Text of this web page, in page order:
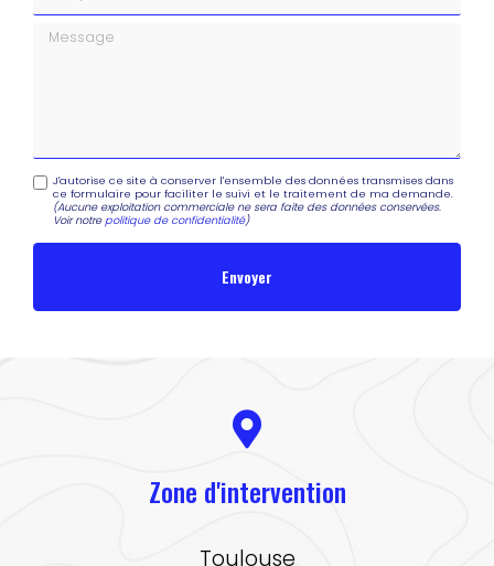
Message
J'autorise ce site à conserver l'ensemble des données transmises dans
ce formulaire pour faciliter le suivi et le traitement de ma demande.
(Aucune exploitation commerciale ne sera faite des données conservées.
Voir notrepolitique de confidentialité)
Zone d'intervention
Toulouse